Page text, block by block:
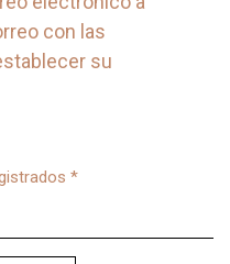
con las
su
*